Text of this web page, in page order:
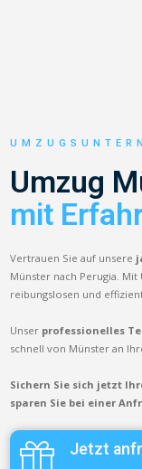
Umzug
mit
Vertrauen Sie auf unsere
Münster nach Perugia.
reibungslosen und
Unser professionelles
schnell von Münster an
Sichern Sie sich jetzt
sparen Sie bei einer
Jetzt